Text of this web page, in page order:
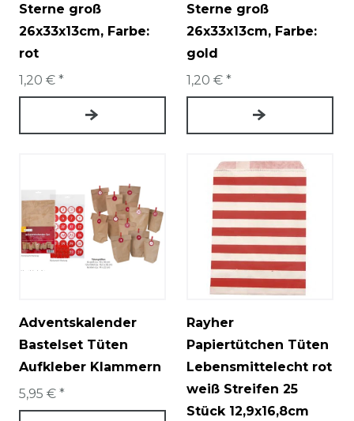
Sterne groß
26x33x13cm, Farbe:
rot
1,20 € *
Sterne groß
26x33x13cm, Farbe:
gold
1,20 € *
Adventskalender
Bastelset Tüten
Aufkleber Klammern
5,95 € *
Rayher
Papiertütchen Tüten
Lebensmittelecht rot
weiß Streifen 25
Stück 12,9x16,8cm